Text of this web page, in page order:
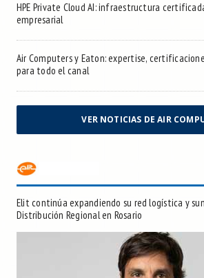
HPE Private Cloud AI: infraestructura
empresarial
Air Computers y Eaton: expertise,
para todo el canal
VER NOTICIAS DE AIR
Elit continúa expandiendo su red logística y
Distribución Regional en Rosario